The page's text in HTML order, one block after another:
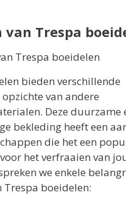
van Trespa
bieden verschillende
van andere
Deze duurzame
bekleding heeft een
die het een
het verfraaien van
we enkele
Trespa boeidelen: